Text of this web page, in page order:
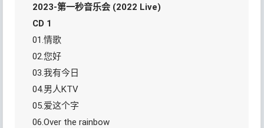
2023-第一秒音乐会 (2022 Live)
CD 1
01.情歌
02.您好
03.我有今日
04.男人KTV
05.爱这个字
06.Over the rainbow